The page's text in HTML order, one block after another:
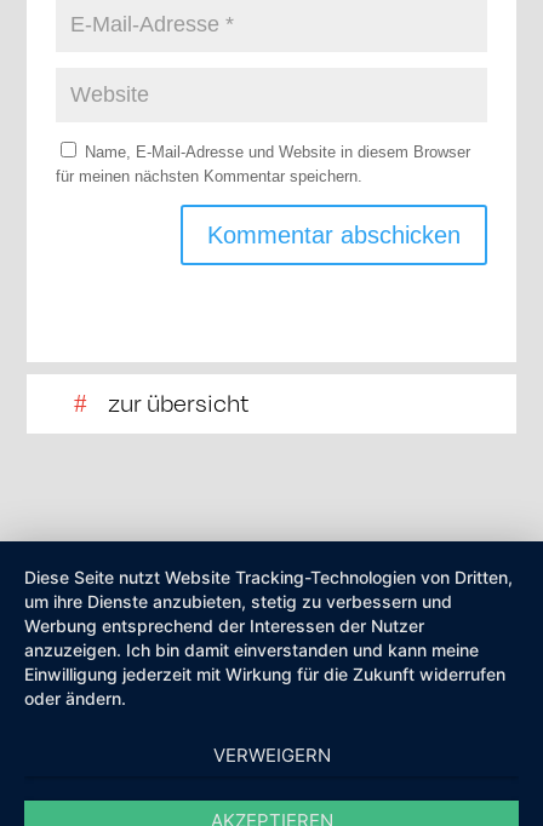
Name, E-Mail-Adresse und Website in diesem Browser
für meinen nächsten Kommentar speichern.
Kommentar abschicken
zur übersicht
Diese Seite nutzt Website Tracking-Technologien von Dritten,
um ihre Dienste anzubieten, stetig zu verbessern und
Werbung entsprechend der Interessen der Nutzer
anzuzeigen. Ich bin damit einverstanden und kann meine
Einwilligung jederzeit mit Wirkung für die Zukunft widerrufen
oder ändern.
VERWEIGERN
AKZEPTIEREN